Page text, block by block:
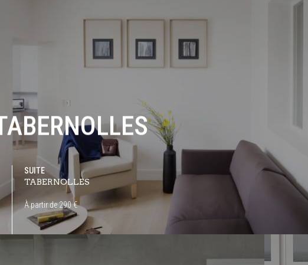
SUITE
TABERNOLLES
À partir de 290 €